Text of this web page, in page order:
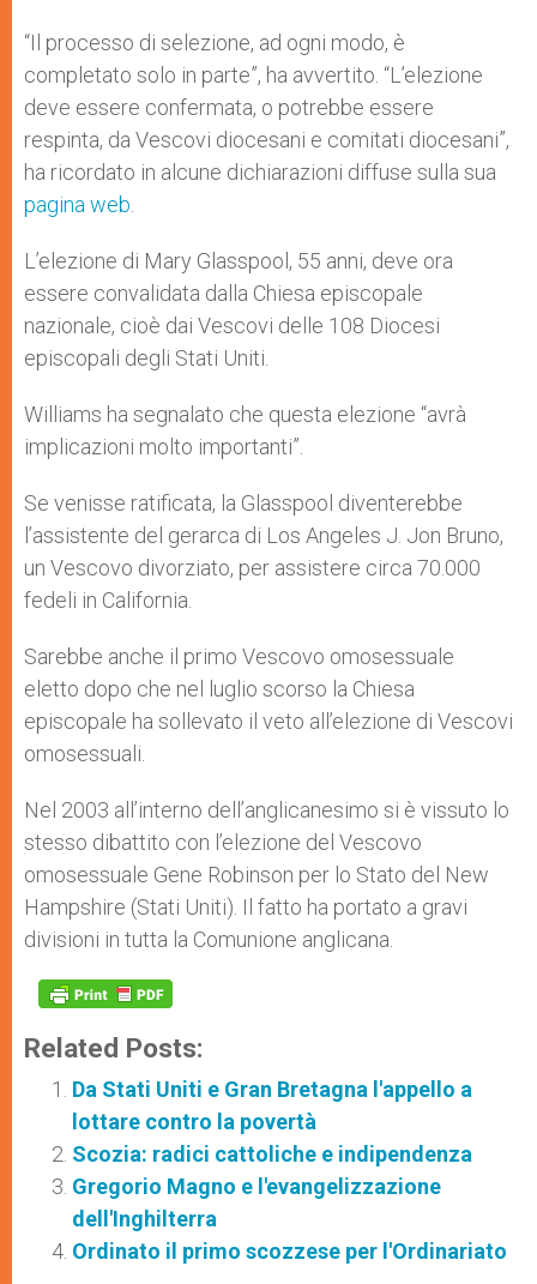
“Il processo di selezione, ad ogni modo, è
completato solo in parte”, ha avvertito. “L’elezione
deve essere confermata, o potrebbe essere
respinta, da Vescovi diocesani e comitati diocesani”,
ha ricordato in alcune dichiarazioni diffuse sulla sua
pagina web
L’elezione di Mary Glasspool, 55 anni, deve ora
essere convalidata dalla Chiesa episcopale
nazionale, cioè dai Vescovi delle 108 Diocesi
episcopali degli Stati Uniti.
Williams ha segnalato che questa elezione “avrà
implicazioni molto importanti”.
Se venisse ratificata, la Glasspool diventerebbe
l’assistente del gerarca di Los Angeles J. Jon Bruno,
un Vescovo divorziato, per assistere circa 70.000
fedeli in California.
Sarebbe anche il primo Vescovo omosessuale
eletto dopo che nel luglio scorso la Chiesa
episcopale ha sollevato il veto all’elezione di Vescovi
omosessuali.
Nel 2003 all’interno dell’anglicanesimo si è vissuto lo
stesso dibattito con l’elezione del Vescovo
omosessuale Gene Robinson per lo Stato del New
Hampshire (Stati Uniti). Il fatto ha portato a gravi
divisioni in tutta la Comunione anglicana.
Related Posts:
Da Stati Uniti e Gran Bretagna l'appello a
lottare contro la povertà
Scozia: radici cattoliche e indipendenza
Gregorio Magno e l'evangelizzazione
dell'Inghilterra
Ordinato il primo scozzese per l'Ordinariato